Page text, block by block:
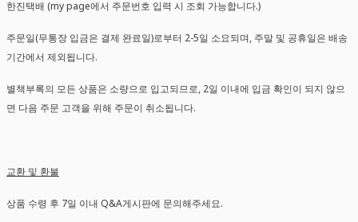
한진택배 (my page에서 주문번호 입력 시 조회 가능합니다.)
주문일(무통장 입금은 결제 완료일)로부터 2-5일 소요되며, 주말 및 공휴일은 배송
기간에서 제외됩니다.
별책부록의 모든 상품은 소량으로 입고되므로, 2일 이내에 입금 확인이 되지 않으
면 다음 주문 고객을 위해 주문이 취소됩니다.
교환 및 환불
상품 수령 후 7일 이내 Q&A게시판에 문의해주세요.